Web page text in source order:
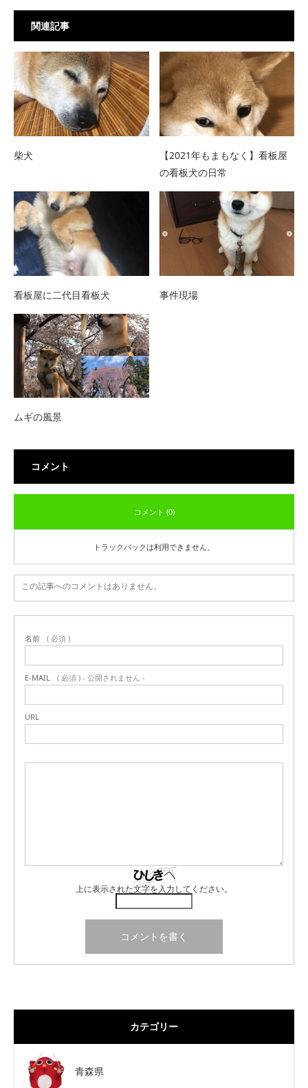
関連記事
柴犬
【2021年もまもなく】看板屋
の看板犬の日常
看板屋に二代目看板犬 事件現場
ムギの風景
コメント
コメント (0)
トラックバックは利用できません。
この記事へのコメントはありません。
名前 ( 必須 )
E-MAIL ( 必須 ) - 公開されません -
URL
上に表示された文字を入力してください。
カテゴリー
青森県